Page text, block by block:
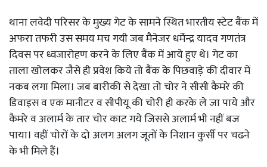
थाना लवेदी परिसर के मुख्य गेट के सामने स्थित भारतीय स्टेट बैंक में
अफरा तफरी उस समय मच गयी जब मैनेजर धर्मेन्द्र यादव गणतंत्र
दिवस पर ध्वजारोहण करने के लिए बैंक में आये हुए थे। गेट का
ताला खोलकर जैसे ही प्रवेश किये तो बैंक के पिछवाड़े की दीवार में
नकब लगा मिला। जब बारीकी से देखा तो चोर ने सीसी कैमरे की
डिवाइस व एक मानीटर व सीपीयू की चोरी ही करके ले जा पाये और
कैमरे व अलार्म के तार चोर काट गये जिससे अलार्म भी नहीं बज
पाया। वहीं चोरों के दो अलग अलग जूतों के निशान कुर्सी पर चढने
के भी मिले हैं।